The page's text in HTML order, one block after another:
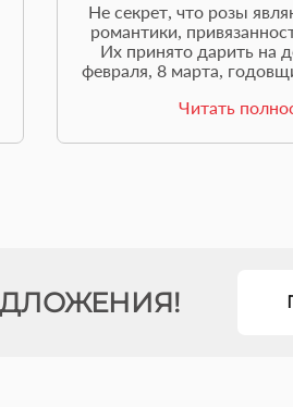
Не секрет, что розы
романтики,
Их принято дарить на
февраля, 8 марта,
жаль. Флористы “Flower
розы дольше
Читать